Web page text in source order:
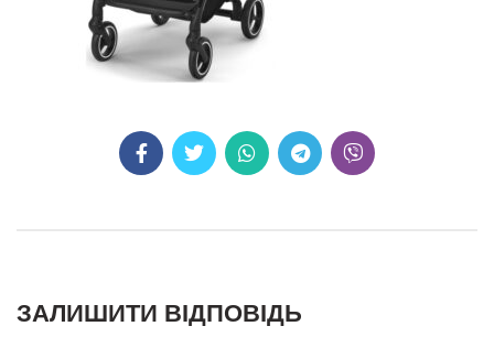
ЗАЛИШИТИ ВІДПОВІДЬ